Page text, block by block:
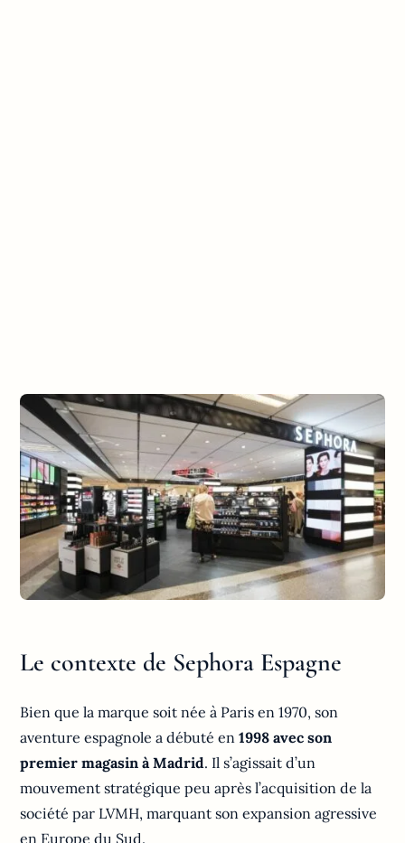
Le contexte de Sephora Espagne
Bien que la marque soit née à Paris en 1970, son
aventure espagnole a débuté en1998 avec son
premier magasin à Madrid. Il s’agissait d’un
mouvement stratégique peu après l’acquisition de la
société par LVMH, marquant son expansion agressive
en Europe du Sud.